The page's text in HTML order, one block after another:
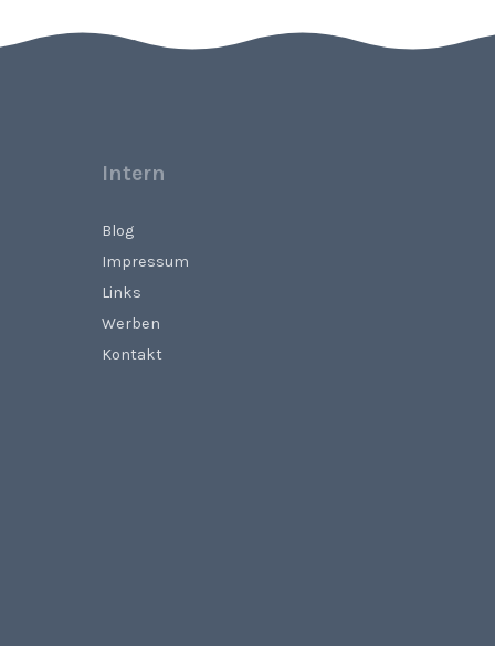
Intern
Blog
Impressum
Links
Werben
Kontakt